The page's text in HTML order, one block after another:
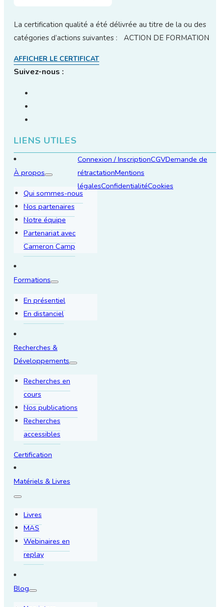
La certification qualité a été délivrée au titre de la ou des
catégories d’actions suivantes : ACTION DE FORMATION
AFFICHER LE CERTIFICAT
Suivez-nous :
LIENS UTILES
À propos
Qui sommes-nous
Nos partenaires
Notre équipe
Partenariat avec
Cameron Camp
Formations
En présentiel
En distanciel
Recherches &
Développements
Recherches en
cours
Nos publications
Recherches
accessibles
Certification
Matériels & Livres
Livres
MAS
Webinaires en
replay
Blog
Connexion / InscriptionCGVDemande de
rétractationMentions
légalesConfidentialitéCookies